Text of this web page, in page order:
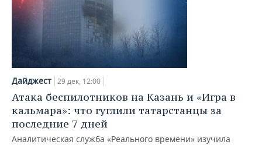
Дайджест 29 дек, 12:00
Атака беспилотников на Казань и «Игра в
кальмара»: что гуглили татарстанцы за
последние 7 дней
Аналитическая служба «Реального времени» изучила